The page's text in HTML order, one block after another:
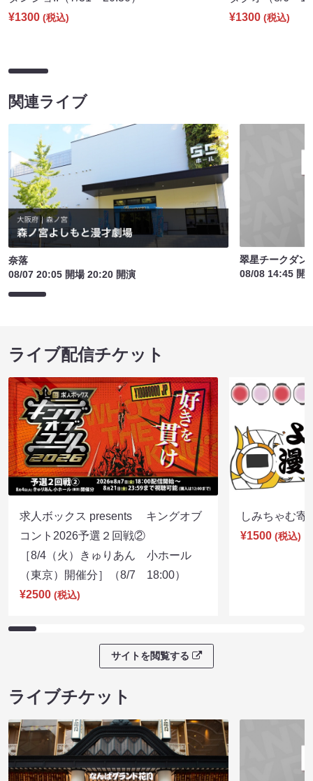
¥1300 (税込)
¥1300 (税込)
関連ライブ
奈落
08/07 20:05 開場 20:20 開演
翠星チークダン
08/08 14:45 開
ライブ配信チケット
求人ボックス presents キングオブ
コント2026予選２回戦②
［8/4（火）きゅりあん 小ホール
（東京）開催分］（8/7 18:00）
¥2500 (税込)
しみちゃむ
¥1500 (税込)
サイトを閲覧する
ライブチケット